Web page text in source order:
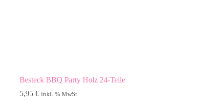
Besteck BBQ Party Holz 24-Teile
5,95 € inkl. % MwSt.